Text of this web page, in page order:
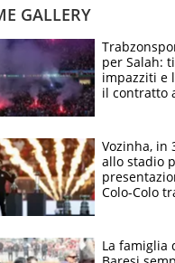
GALLERY
per Salah:
impazziti e
il contratto
Vozinha, in
allo stadio
Colo-Colo
La famiglia